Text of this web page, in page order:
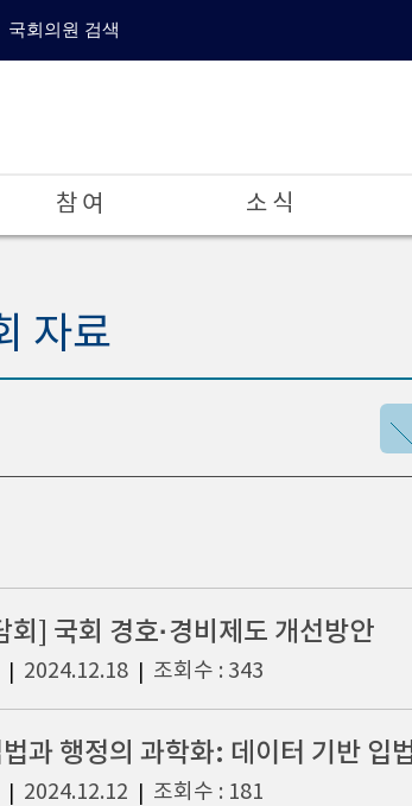
국회의원 검색
참 여 소 식
자료
회] 국회 경호·경비제도 개선방안
2024.12.18 조회수 : 343
2024.12.12 조회수 : 181